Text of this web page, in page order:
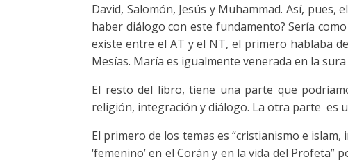
David, Salomón, Jesús y Muhammad. Así, pues,
haber diálogo con este fundamento? Sería
existe entre el AT y el NT, el primero hablaba
Mesías. María es igualmente venerada en la
El resto del libro, tiene una parte que
religión, integración y diálogo. La otra parte es
El primero de los temas es “cristianismo e
‘femenino’ en el Corán y en la vida del